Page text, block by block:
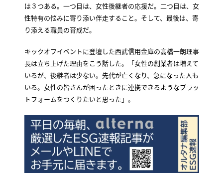
は３つある。一つ目は、女性後継者の応援だ。二つ目は、女
性特有の悩みに寄り添い伴走すること。そして、最後は、寄
り添える職員の育成だ。
キックオフイベントに登壇した西武信用金庫の高橋一朗理事
長は立ち上げた理由をこう話した。「女性の創業者は増えて
いるが、後継者は少ない。先代が亡くなり、急になった人も
いる。女性の皆さんが困ったときに連携できるようなプラッ
トフォームをつくりたいと思った」。